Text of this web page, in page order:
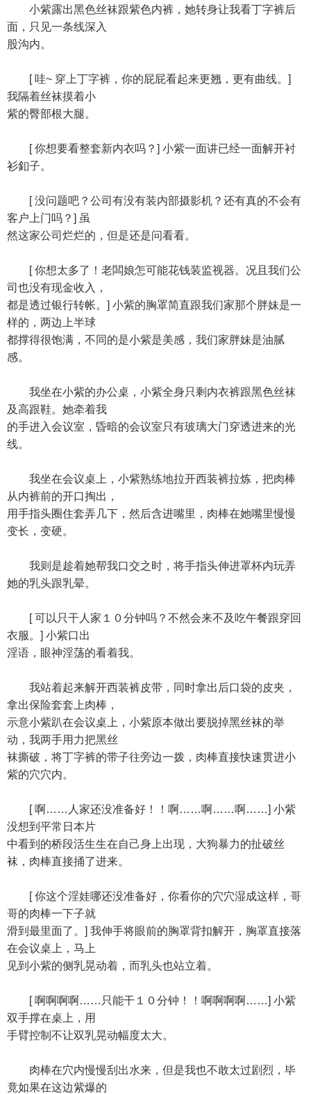
小紫露出黑色丝袜跟紫色内裤，她转身让我看丁字裤后
面，只见一条线深入
股沟内。
[ 哇~ 穿上丁字裤，你的屁屁看起来更翘，更有曲线。]
我隔着丝袜摸着小
紫的臀部根大腿。
[ 你想要看整套新内衣吗？] 小紫一面讲已经一面解开衬
衫釦子。
[ 没问题吧？公司有没有装内部摄影机？还有真的不会有
客户上门吗？] 虽
然这家公司烂烂的，但是还是问看看。
[ 你想太多了！老闆娘怎可能花钱装监视器。况且我们公
司也没有现金收入，
都是透过银行转帐。] 小紫的胸罩简直跟我们家那个胖妹是一
样的，两边上半球
都撑得很饱满，不同的是小紫是美感，我们家胖妹是油腻
感。
我坐在小紫的办公桌，小紫全身只剩内衣裤跟黑色丝袜
及高跟鞋。她牵着我
的手进入会议室，昏暗的会议室只有玻璃大门穿透进来的光
线。
我坐在会议桌上，小紫熟练地拉开西装裤拉炼，把肉棒
从内裤前的开口掏出，
用手指头圈住套弄几下，然后含进嘴里，肉棒在她嘴里慢慢
变长，变硬。
我则是趁着她帮我口交之时，将手指头伸进罩杯内玩弄
她的乳头跟乳晕。
[ 可以只干人家１０分钟吗？不然会来不及吃午餐跟穿回
衣服。] 小紫口出
淫语，眼神淫荡的看着我。
我站着起来解开西装裤皮带，同时拿出后口袋的皮夹，
拿出保险套套上肉棒，
示意小紫趴在会议桌上，小紫原本做出要脱掉黑丝袜的举
动，我两手用力把黑丝
袜撕破，将丁字裤的带子往旁边一拨，肉棒直接快速贯进小
紫的穴穴内。
[ 啊……人家还没准备好！！啊……啊……啊……] 小紫
没想到平常日本片
中看到的桥段活生生在自己身上出现，大狗暴力的扯破丝
袜，肉棒直接捅了进来。
[ 你这个淫娃哪还没准备好，你看你的穴穴湿成这样，哥
哥的肉棒一下子就
滑到最里面了。] 我伸手将眼前的胸罩背扣解开，胸罩直接落
在会议桌上，马上
见到小紫的侧乳晃动着，而乳头也站立着。
[ 啊啊啊啊……只能干１０分钟！！啊啊啊啊……] 小紫
双手撑在桌上，用
手臂控制不让双乳晃动幅度太大。
肉棒在穴内慢慢刮出水来，但是我也不敢太过剧烈，毕
竟如果在这边紫爆的